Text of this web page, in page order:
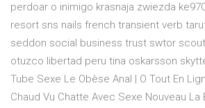
perdoar o inimigo krasnaja zwiezda
resort sns nails french transient verb
seddon social business trust swtor
otuzco libertad peru tina oskarsson
Tube Sexe Le Obèse Anal | O Tout En
Chaud Vu Chatte Avec Sexe Nouveau La